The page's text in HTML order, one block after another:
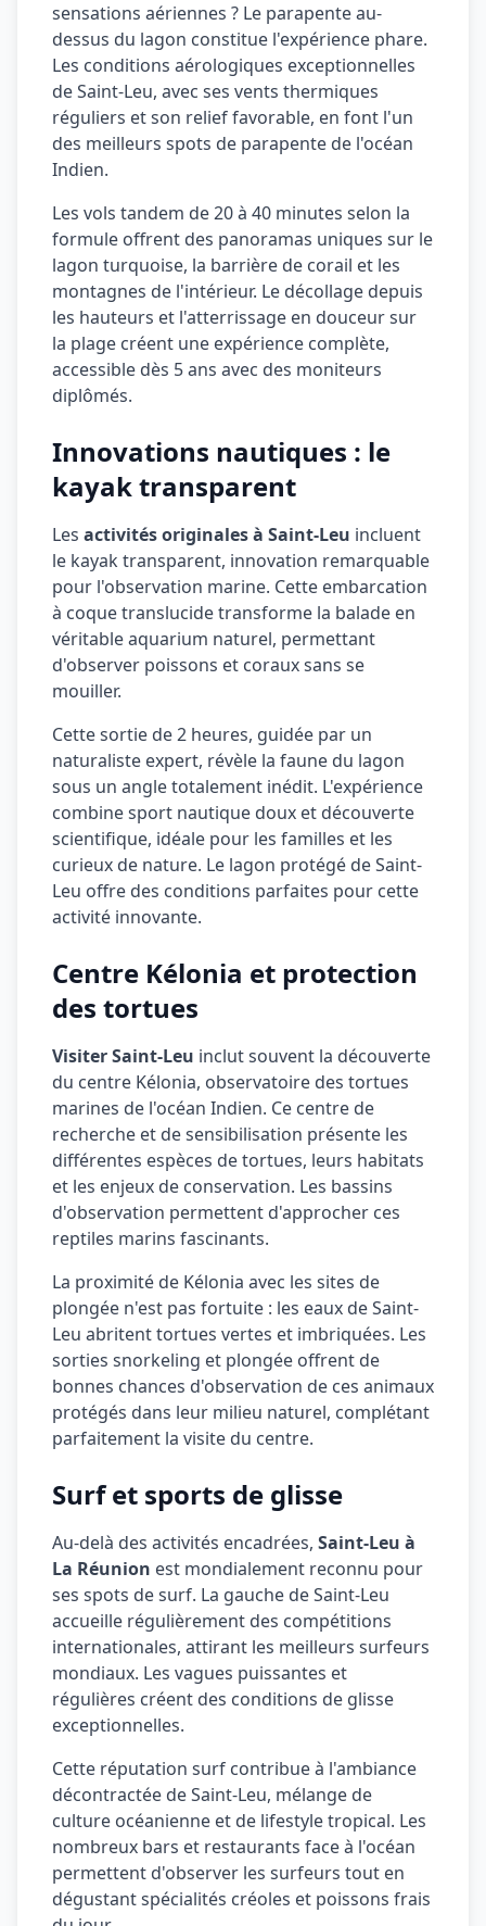
sensations aériennes ? Le parapente au-
dessus du lagon constitue l'expérience phare.
Les conditions aérologiques exceptionnelles
de Saint-Leu, avec ses vents thermiques
réguliers et son relief favorable, en font l'un
des meilleurs spots de parapente de l'océan
Indien.
Les vols tandem de 20 à 40 minutes selon la
formule offrent des panoramas uniques sur le
lagon turquoise, la barrière de corail et les
montagnes de l'intérieur. Le décollage depuis
les hauteurs et l'atterrissage en douceur sur
la plage créent une expérience complète,
accessible dès 5 ans avec des moniteurs
diplômés.
Innovations nautiques : le
kayak transparent
Les activités originales à Saint-Leu incluent
le kayak transparent, innovation remarquable
pour l'observation marine. Cette embarcation
à coque translucide transforme la balade en
véritable aquarium naturel, permettant
d'observer poissons et coraux sans se
mouiller.
Cette sortie de 2 heures, guidée par un
naturaliste expert, révèle la faune du lagon
sous un angle totalement inédit. L'expérience
combine sport nautique doux et découverte
scientifique, idéale pour les familles et les
curieux de nature. Le lagon protégé de Saint-
Leu offre des conditions parfaites pour cette
activité innovante.
Centre Kélonia et protection
des tortues
Visiter Saint-Leu inclut souvent la découverte
du centre Kélonia, observatoire des tortues
marines de l'océan Indien. Ce centre de
recherche et de sensibilisation présente les
différentes espèces de tortues, leurs habitats
et les enjeux de conservation. Les bassins
d'observation permettent d'approcher ces
reptiles marins fascinants.
La proximité de Kélonia avec les sites de
plongée n'est pas fortuite : les eaux de Saint-
Leu abritent tortues vertes et imbriquées. Les
sorties snorkeling et plongée offrent de
bonnes chances d'observation de ces animaux
protégés dans leur milieu naturel, complétant
parfaitement la visite du centre.
Surf et sports de glisse
Au-delà des activités encadrées, Saint-Leu à
La Réunion est mondialement reconnu pour
ses spots de surf. La gauche de Saint-Leu
accueille régulièrement des compétitions
internationales, attirant les meilleurs surfeurs
mondiaux. Les vagues puissantes et
régulières créent des conditions de glisse
exceptionnelles.
Cette réputation surf contribue à l'ambiance
décontractée de Saint-Leu, mélange de
culture océanienne et de lifestyle tropical. Les
nombreux bars et restaurants face à l'océan
permettent d'observer les surfeurs tout en
dégustant spécialités créoles et poissons frais